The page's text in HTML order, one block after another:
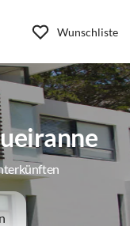
Wunschliste